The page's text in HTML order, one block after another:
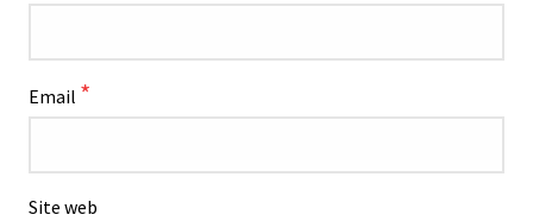
Email *
Site web